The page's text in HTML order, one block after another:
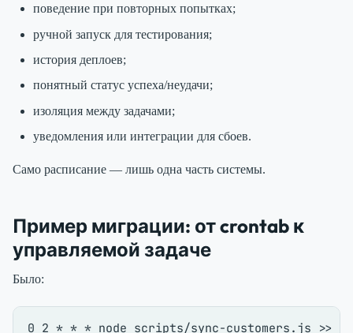
поведение при повторных попытках;
ручной запуск для тестирования;
история деплоев;
понятный статус успеха/неудачи;
изоляция между задачами;
уведомления или интеграции для сбоев.
Само расписание — лишь одна часть системы.
Пример миграции: от crontab к
управляемой задаче
Было: